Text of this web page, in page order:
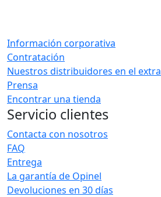
Información corporativa
Contratación
Nuestros distribuidores en el
Prensa
Encontrar una tienda
Servicio clientes
Contacta con nosotros
FAQ
Entrega
La garantía de Opinel
Devoluciones en 30 días